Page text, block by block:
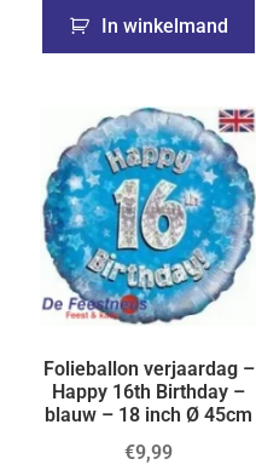
In winkelmand
Folieballon verjaardag –
Happy 16th Birthday –
blauw – 18 inch Ø 45cm
€9,99